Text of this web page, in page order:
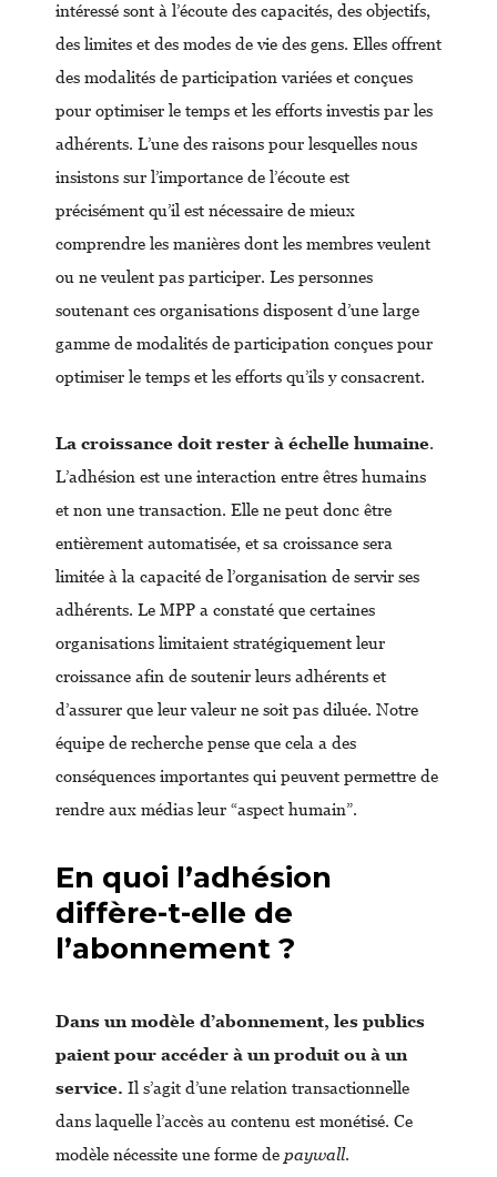
intéressé sont à l’écoute des capacités, des objectifs,
des limites et des modes de vie des gens. Elles offrent
des modalités de participation variées et conçues
pour optimiser le temps et les efforts investis par les
adhérents. L’une des raisons pour lesquelles nous
insistons sur l’importance de l’écoute est
précisément qu’il est nécessaire de mieux
comprendre les manières dont les membres veulent
ou ne veulent pas participer. Les personnes
soutenant ces organisations disposent d’une large
gamme de modalités de participation conçues pour
optimiser le temps et les efforts qu’ils y consacrent.
La croissance doit rester à échelle humaine.
L’adhésion est une interaction entre êtres humains
et non une transaction. Elle ne peut donc être
entièrement automatisée, et sa croissance sera
limitée à la capacité de l’organisation de servir ses
adhérents. Le MPP a constaté que certaines
organisations limitaient stratégiquement leur
croissance afin de soutenir leurs adhérents et
d’assurer que leur valeur ne soit pas diluée. Notre
équipe de recherche pense que cela a des
conséquences importantes qui peuvent permettre de
rendre aux médias leur “aspect humain”.
En quoi l’adhésion
diffère-t-elle de
l’abonnement ?
Dans un modèle d’abonnement, les publics
paient pour accéder à un produit ou à un
service. Il s’agit d’une relation transactionnelle
dans laquelle l’accès au contenu est monétisé. Ce
modèle nécessite une forme de paywall.